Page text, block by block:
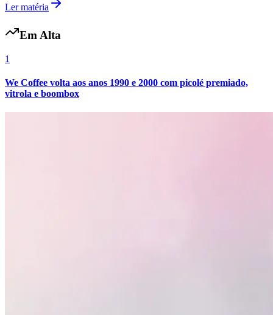
Atlético-MG
Ler matéria
Em Alta
1
We Coffee volta aos anos 1990 e 2000 com picolé premiado,
vitrola e boombox